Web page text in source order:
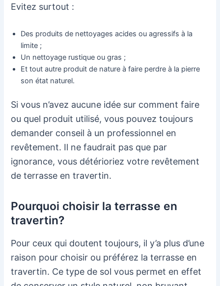
Evitez surtout :
Des produits de nettoyages acides ou agressifs à la
limite ;
Un nettoyage rustique ou gras ;
Et tout autre produit de nature à faire perdre à la pierre
son état naturel.
Si vous n’avez aucune idée sur comment faire
ou quel produit utilisé, vous pouvez toujours
demander conseil à un professionnel en
revêtement. Il ne faudrait pas que par
ignorance, vous détérioriez votre revêtement
de terrasse en travertin.
Pourquoi choisir la terrasse en
travertin?
Pour ceux qui doutent toujours, il y’a plus d’une
raison pour choisir ou préférez la terrasse en
travertin. Ce type de sol vous permet en effet